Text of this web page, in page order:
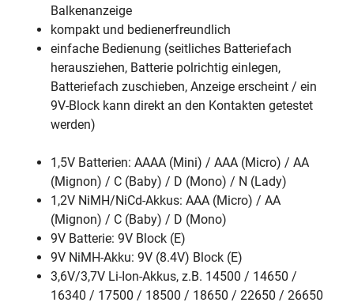
Balkenanzeige
kompakt und bedienerfreundlich
einfache Bedienung (seitliches Batteriefach
herausziehen, Batterie polrichtig einlegen,
Batteriefach zuschieben, Anzeige erscheint / ein
9V-Block kann direkt an den Kontakten getestet
werden)
1,5V Batterien: AAAA (Mini) / AAA (Micro) / AA
(Mignon) / C (Baby) / D (Mono) / N (Lady)
1,2V NiMH/NiCd-Akkus: AAA (Micro) / AA
(Mignon) / C (Baby) / D (Mono)
9V Batterie: 9V Block (E)
9V NiMH-Akku: 9V (8.4V) Block (E)
3,6V/3,7V Li-Ion-Akkus, z.B. 14500 / 14650 /
16340 / 17500 / 18500 / 18650 / 22650 / 26650